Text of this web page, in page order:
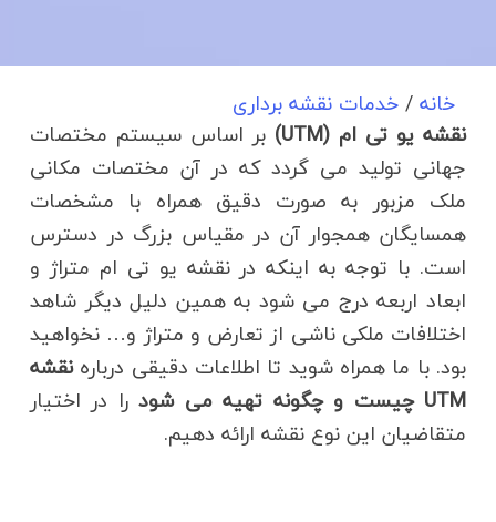
خانه/خدمات نقشه برداری
نقشه یو تی ام (UTM)
بر اساس سیستم مختصات
جهانی تولید می گردد که در آن مختصات مکانی
ملک مزبور به صورت دقیق همراه با مشخصات
همسایگان همجوار آن در مقیاس بزرگ در دسترس
است. با توجه به اینکه در نقشه یو تی ام متراژ و
ابعاد اربعه درج می شود به همین دلیل دیگر شاهد
اختلافات ملکی ناشی از تعارض و متراژ و… نخواهید
بود. با ما همراه شوید تا اطلاعات دقیقی دربارهنقشه
UTM چیست و چگونه تهیه می شود
را در اختیار
متقاضیان این نوع نقشه ارائه دهیم.